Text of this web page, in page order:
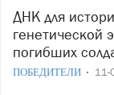
ДНК для истории: под Вытегрой с помощью
генетической
погибших
ПОБЕДИТЕЛИ 11-